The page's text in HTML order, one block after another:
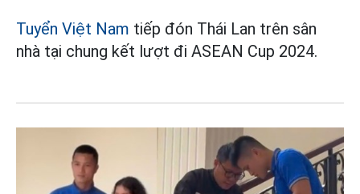
Tuyển Việt Nam tiếp đón Thái Lan trên sân
nhà tại chung kết lượt đi ASEAN Cup 2024.